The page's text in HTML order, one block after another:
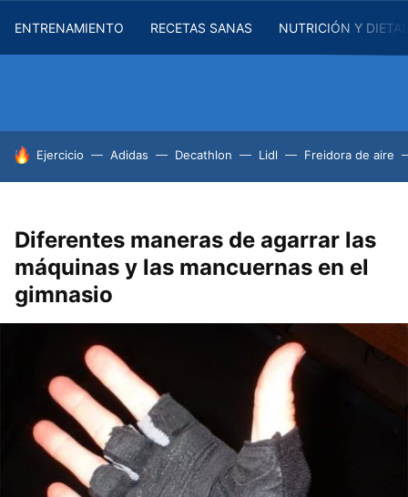
ENTRENAMIENTO RECETAS SANAS NUTRICIÓN Y
HOY SE HABLA DE
Ejercicio Adidas Decathlon Lidl Freidora de aire
Diferentes maneras de agarrar las
máquinas y las mancuernas en el
gimnasio